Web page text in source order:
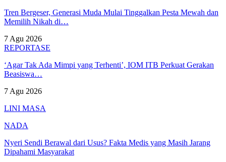
Tren Bergeser, Generasi Muda Mulai Tinggalkan Pesta Mewah dan
Memilih Nikah di…
7 Agu 2026
REPORTASE
‘Agar Tak Ada Mimpi yang Terhenti’, IOM ITB Perkuat Gerakan
Beasiswa…
7 Agu 2026
LINI MASA
NADA
Nyeri Sendi Berawal dari Usus? Fakta Medis yang Masih Jarang
Dipahami Masyarakat